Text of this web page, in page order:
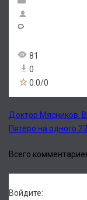
81
0
0.0/0
Доктор Мясников.
Пятеро на одного
Всего
Войдите: